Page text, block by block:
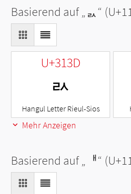
Basierend auf „ᆳ“
U+313D
ㄽ
Hangul Letter Rieul-Sios
Mehr Anzeigen
Basierend auf „ ᅢ“